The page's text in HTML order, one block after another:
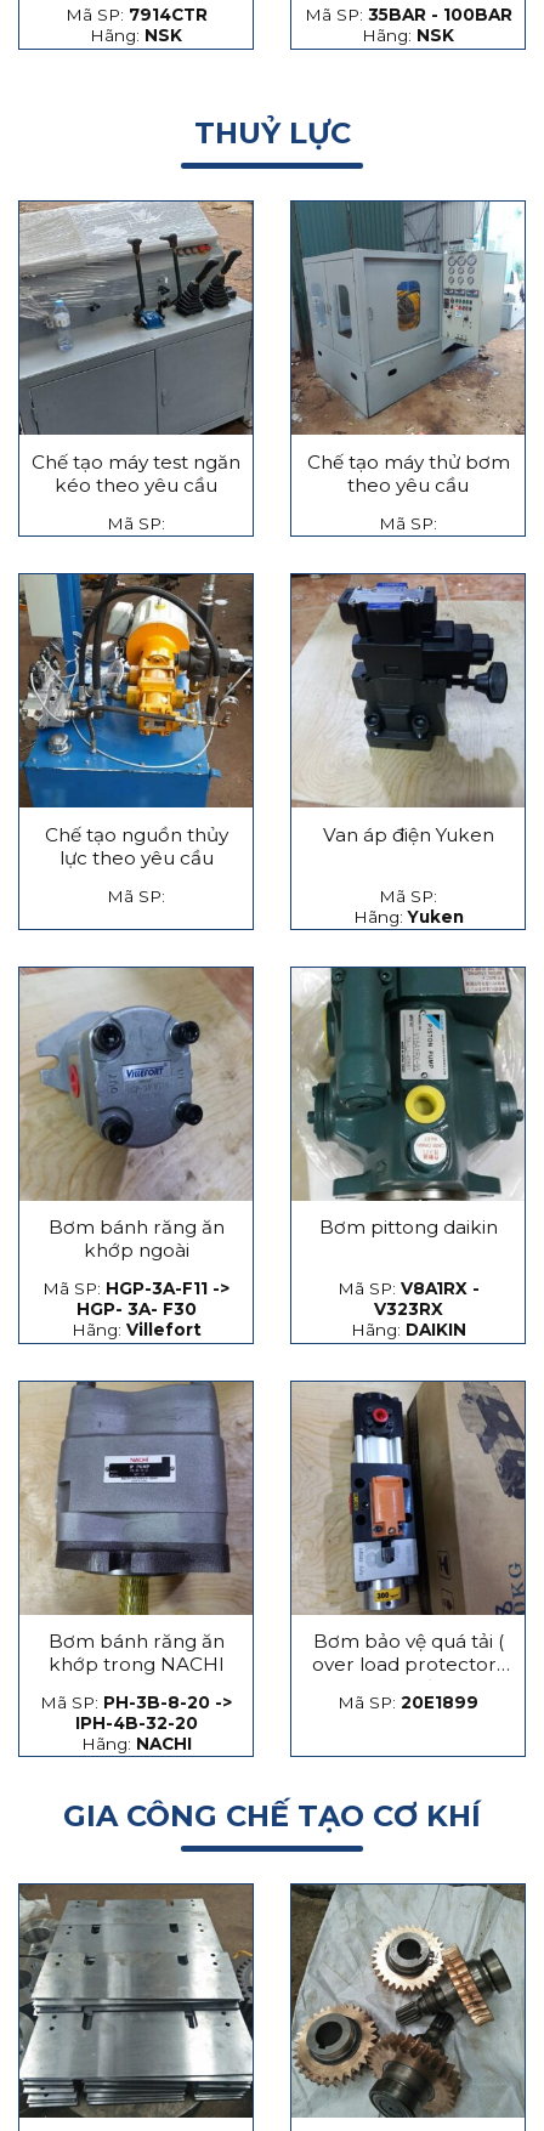
Mã SP: 7914CTR
Hãng: NSK
hạt thép và hạt gốm
Mã SP: 35BAR - 100BAR
Hãng: NSK
THUỶ LỰC
Chế tạo máy test ngăn
kéo theo yêu cầu
Mã SP:
Chế tạo máy thử bơm
theo yêu cầu
Mã SP:
Chế tạo nguồn thủy
lực theo yêu cầu
Mã SP:
Van áp điện Yuken
Mã SP:
Hãng:Yuken
Bơm bánh răng ăn
khớp ngoài
Mã SP: HGP-3A-F11 ->
HGP- 3A- F30
Hãng: Villefort
Bơm pittong daikin
Mã SP: V8A1RX -
V323RX
Hãng: DAIKIN
Bơm bánh răng ăn
khớp trong NACHI
Mã SP: PH-3B-8-20 ->
IPH-4B-32-20
Hãng: NACHI
Bơm bảo vệ quá tải (
over load protector)
máy dập
Mã SP: 20E1899
GIA CÔNG CHẾ TẠO CƠ KHÍ